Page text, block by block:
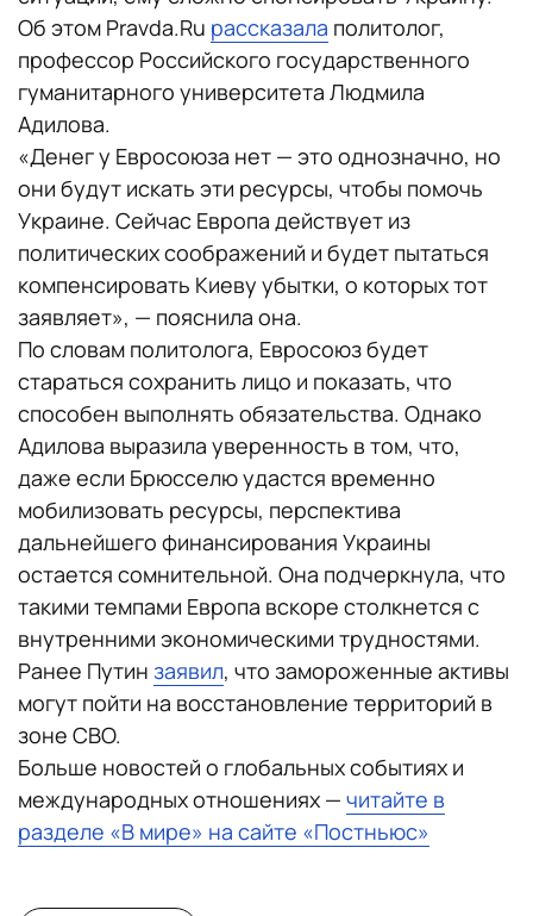
Об этом Pravda.Ru рассказала политолог,
профессор Российского государственного
гуманитарного университета Людмила
Адилова.
«Денег у Евросоюза нет — это однозначно, но
они будут искать эти ресурсы, чтобы помочь
Украине. Сейчас Европа действует из
политических соображений и будет пытаться
компенсировать Киеву убытки, о которых тот
заявляет», — пояснила она.
По словам политолога, Евросоюз будет
стараться сохранить лицо и показать, что
способен выполнять обязательства. Однако
Адилова выразила уверенность в том, что,
даже если Брюсселю удастся временно
мобилизовать ресурсы, перспектива
дальнейшего финансирования Украины
остается сомнительной. Она подчеркнула, что
такими темпами Европа вскоре столкнется с
внутренними экономическими трудностями.
Ранее Путин заявил, что замороженные активы
могут пойти на восстановление территорий в
зоне СВО.
Больше новостей о глобальных событиях и
международных отношениях — читайте в
разделе «В мире» на сайте «Постньюс»